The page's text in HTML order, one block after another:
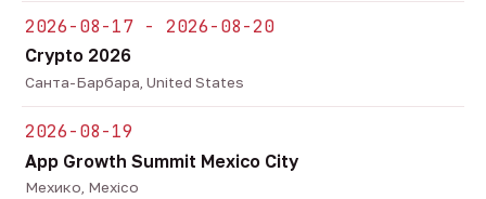
2026-08-17 - 2026-08-20
Crypto 2026
Санта-Барбара, United States
2026-08-19
App Growth Summit Mexico City
Мехико, Mexico